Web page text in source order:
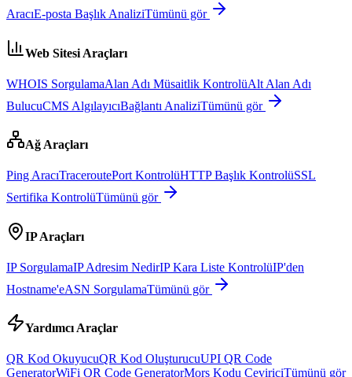
AracıE-posta Başlık AnaliziTümünü gör
Web Sitesi Araçları
WHOIS SorgulamaAlan Adı Müsaitlik KontrolüAlt Alan Adı
BulucuCMS AlgılayıcıBağlantı AnaliziTümünü gör
Ağ Araçları
Ping AracıTraceroutePort KontrolüHTTP Başlık KontrolüSSL
Sertifika KontrolüTümünü gör
IP Araçları
IP SorgulamaIP Adresim NedirIP Kara Liste KontrolüIP'den
Hostname'eASN SorgulamaTümünü gör
Yardımcı Araçlar
QR Kod OkuyucuQR Kod OluşturucuUPI QR Code
GeneratorWiFi QR Code GeneratorMors Kodu ÇeviriciTümünü gör